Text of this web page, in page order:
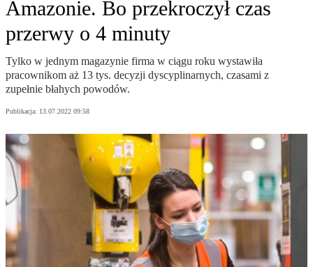
Amazonie. Bo przekroczył czas
przerwy o 4 minuty
Tylko w jednym magazynie firma w ciągu roku wystawiła
pracownikom aż 13 tys. decyzji dyscyplinarnych, czasami z
zupełnie błahych powodów.
Publikacja: 13.07.2022 09:58